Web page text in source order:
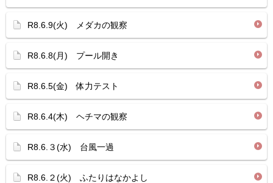
R8.6.9(火) メダカの観察
R8.6.8(月) プール開き
R8.6.5(金) 体力テスト
R8.6.4(木) ヘチマの観察
R8.6.３(水) 台風一過
R8.6.２(火) ふたりはなかよし